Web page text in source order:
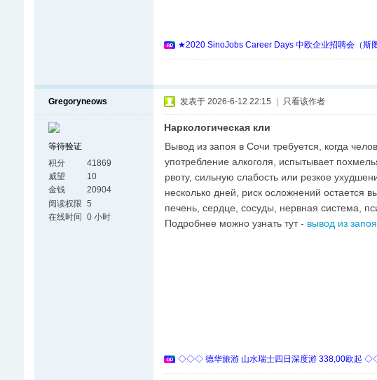
★2020 SinoJobs Career Days 中欧企业招聘会（
Gregoryneows
等待验证
积分
41869
威望
10
金钱
20904
阅读权限 5
在线时间 0 小时
发表于 2026-6-12 22:15 只看该作者
Наркологическая кли
Вывод из запоя в Сочи требуется, когда
употребление алкоголя, испытывает
рвоту, сильную слабость или резкое
несколько дней, риск осложнений остается
печень, сердце, сосуды, нервная система,
Подробнее можно узнать тут - вывод из
◇◇◇ 德华旅游 山水瑞士四日深度游 338,00欧起